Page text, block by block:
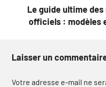
Le guide ultime
officiels : modèles
Laisser un
Votre adresse e-mail ne